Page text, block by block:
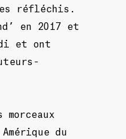
réfléchis.
en 2017 et
et ont
du